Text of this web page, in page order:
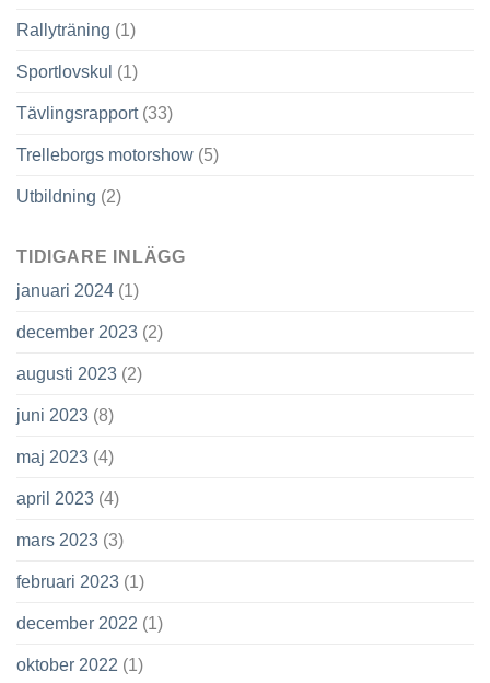
Rallyträning (1)
Sportlovskul (1)
Tävlingsrapport(33)
Trelleborgs motorshow (5)
Utbildning (2)
TIDIGARE INLÄGG
januari 2024 (1)
december 2023 (2)
augusti 2023 (2)
juni 2023 (8)
maj 2023 (4)
april 2023 (4)
mars 2023 (3)
februari 2023 (1)
december 2022 (1)
oktober 2022 (1)